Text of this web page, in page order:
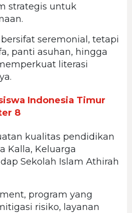
strategis untuk
seremonial, tetapi
panti asuhan, hingga
literasi
Indonesia Timur
8
kualitas pendidikan
Kalla, Keluarga
Sekolah Islam Athirah
program yang
risiko, layanan